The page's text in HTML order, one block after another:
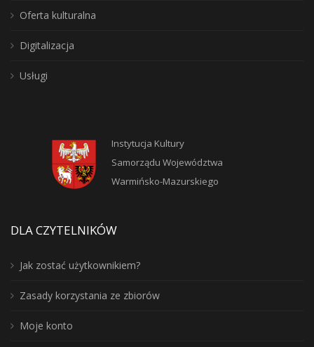
Oferta kulturalna
Digitalizacja
Usługi
Instytucja Kultury
Samorządu Województwa
Warmińsko-Mazurskiego
DLA CZYTELNIKÓW
Jak zostać użytkownikiem?
Zasady korzystania ze zbiorów
Moje konto